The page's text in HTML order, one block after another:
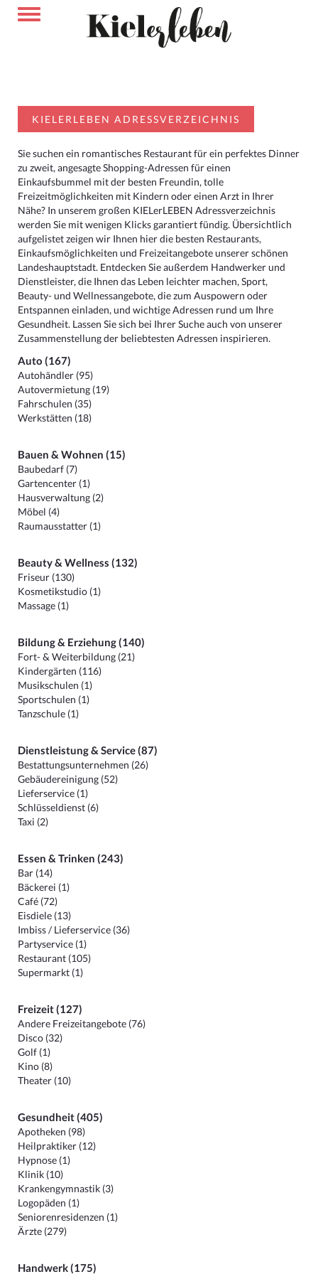
KIELERLEBEN ADRESSVERZEICHNIS
Sie suchen ein romantisches Restaurant für ein perfektes Dinner
zu zweit, angesagte Shopping-Adressen für einen
Einkaufsbummel mit der besten Freundin, tolle
Freizeitmöglichkeiten mit Kindern oder einen Arzt in Ihrer
Nähe? In unserem großen KIELerLEBEN Adressverzeichnis
werden Sie mit wenigen Klicks garantiert fündig. Übersichtlich
aufgelistet zeigen wir Ihnen hier die besten Restaurants,
Einkaufsmöglichkeiten und Freizeitangebote unserer schönen
Landeshauptstadt. Entdecken Sie außerdem Handwerker und
Dienstleister, die Ihnen das Leben leichter machen, Sport,
Beauty- und Wellnessangebote, die zum Auspowern oder
Entspannen einladen, und wichtige Adressen rund um Ihre
Gesundheit. Lassen Sie sich bei Ihrer Suche auch von unserer
Zusammenstellung der beliebtesten Adressen inspirieren.
Auto (167)
Autohändler (95)
Autovermietung (19)
Fahrschulen (35)
Werkstätten (18)
Bauen & Wohnen (15)
Baubedarf (7)
Gartencenter (1)
Hausverwaltung (2)
Möbel (4)
Raumausstatter (1)
Beauty & Wellness (132)
Friseur (130)
Kosmetikstudio (1)
Massage (1)
Bildung & Erziehung (140)
Fort- & Weiterbildung (21)
Kindergärten (116)
Musikschulen (1)
Sportschulen (1)
Tanzschule (1)
Dienstleistung & Service (87)
Bestattungsunternehmen (26)
Gebäudereinigung (52)
Lieferservice (1)
Schlüsseldienst (6)
Taxi (2)
Essen & Trinken (243)
Bar (14)
Bäckerei (1)
Café (72)
Eisdiele (13)
Imbiss / Lieferservice (36)
Partyservice (1)
Restaurant (105)
Supermarkt (1)
Freizeit (127)
Andere Freizeitangebote (76)
Disco (32)
Golf (1)
Kino (8)
Theater (10)
Gesundheit (405)
Apotheken (98)
Heilpraktiker (12)
Hypnose (1)
Klinik (10)
Krankengymnastik (3)
Logopäden (1)
Seniorenresidenzen (1)
Ärzte (279)
Handwerk (175)